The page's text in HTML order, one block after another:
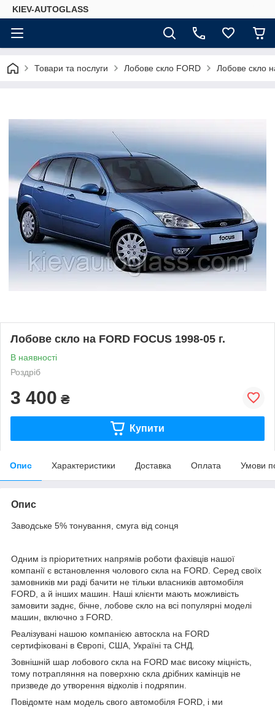
KIEV-AUTOGLASS
Товари та послуги Лобове скло FORD Лобове скло
Лобове скло на FORD FOCUS 1998-05 г.
В наявності
Роздріб
3 400 ₴
Купити
Опис Характеристики Доставка Оплата Умови
Опис
Заводське 5% тонування, смуга від сонця
Одним із пріоритетних напрямів роботи фахівців нашої
компанії є встановлення чолового скла на FORD. Серед своїх
замовників ми раді бачити не тільки власників автомобіля
FORD, а й інших машин. Наші клієнти мають можливість
замовити заднє, бічне, лобове скло на всі популярні моделі
машин, включно з FORD.
Реалізувані нашою компанією автоскла на FORD
сертифіковані в Європі, США, Україні та СНД.
Зовнішній шар лобового скла на FORD має високу міцність,
тому потрапляння на поверхню скла дрібних камінців не
призведе до утворення відколів і подряпин.
Повідомте нам модель свого автомобіля FORD, і ми